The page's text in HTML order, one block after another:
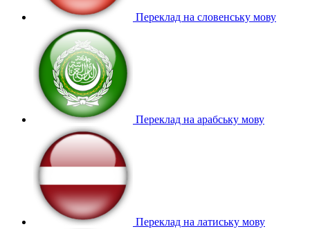
Переклад на словенську мову
Переклад на арабську мову
Переклад на латиську мову